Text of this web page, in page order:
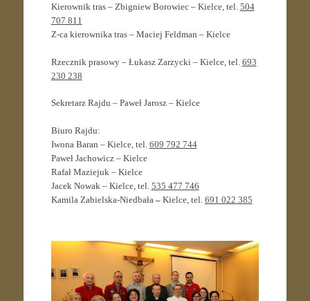
Kierownik tras – Zbigniew Borowiec – Kielce, tel. 504
707 811
Z-ca kierownika tras – Maciej Feldman – Kielce
Rzecznik prasowy – Łukasz Zarzycki – Kielce, tel. 693
230 238
Sekretarz Rajdu – Paweł Jarosz – Kielce
Biuro Rajdu:
Iwona Baran – Kielce, tel. 609 792 744
Paweł Jachowicz – Kielce
Rafał Maziejuk – Kielce
Jacek Nowak – Kielce, tel. 535 477 746
Kamila Zabielska-Niedbała –Kielce, tel. 691 022 385